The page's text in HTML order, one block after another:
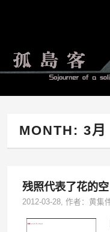
MONTH:3月
残照代表了花的空
2012-03-28, 作者：黄集